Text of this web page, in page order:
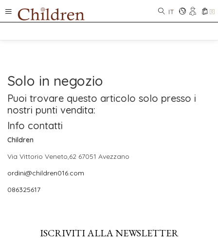
IT 0
Solo in negozio
Puoi trovare questo articolo solo presso i
nostri punti vendita:
Info contatti
Children
Via Vittorio Veneto,62 67051 Avezzano
ordini@children016.com
086325617
ISCRIVITI ALLA NEWSLETTER